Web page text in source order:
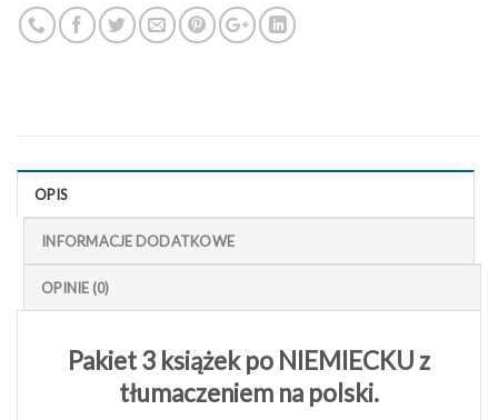
OPIS
INFORMACJE DODATKOWE
OPINIE (0)
Pakiet 3 książek po NIEMIECKU z
tłumaczeniem na polski.